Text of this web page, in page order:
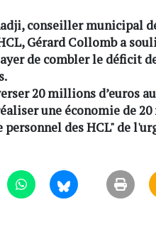
conseiller municipal
Gérard Collomb a
de combler le déficit
20 millions d’euros
une économie de
des HCL" de